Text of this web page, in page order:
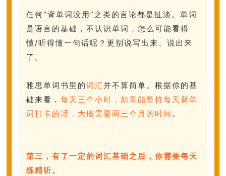
任何“背单词没用”之类的言论都是扯淡。单词
是语言的基础，不认识单词，怎么可能看得
懂/听得懂一句话呢？更别说写出来、说出来
了。
雅思单词书里的词汇并不算简单。根据你的基
础来看，每天三个小时，如果能坚持每天背单
词打卡的话，大概需要两三个月的时间 。
第三，有了一定的词汇基础之后，你需要每天
练精听。